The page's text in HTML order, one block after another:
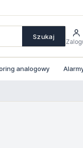
Szukaj
analogowy